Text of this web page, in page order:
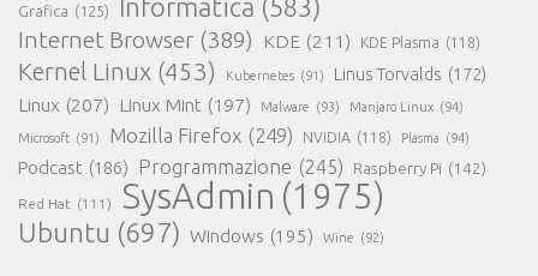
Grafica (125) Informatica (583)
Internet Browser (389) KDE (211) KDE Plasma (118)
Kernel Linux (453) Kubernetes (91) Linus Torvalds (172)
Linux (207) Linux Mint (197) Malware (93) Manjaro Linux (94)
Microsoft (91) Mozilla Firefox (249) NVIDIA (118) Plasma (94)
Podcast (186) Programmazione (245) Raspberry Pi (142)
Red Hat (111) SysAdmin (1975)
Ubuntu (697) Windows (195) Wine (92)